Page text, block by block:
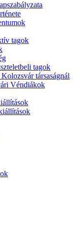
tagok
tagok
társaságnál
Véndiákok